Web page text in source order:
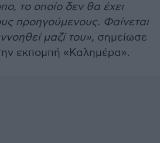
το οποίο δεν θα έχει
προηγούμενους. Φαίνεται
μαζί του», σημείωσε
εκπομπή «Καλημέρα».